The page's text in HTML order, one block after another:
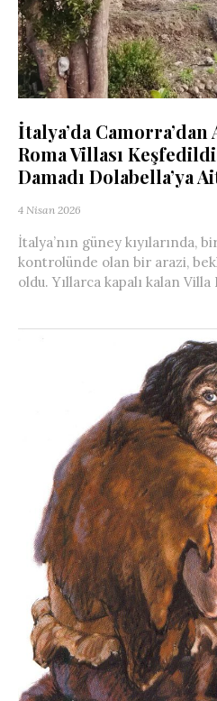
İtalya’da Camorra’dan
Roma Villası
Damadı Dolabella’ya
4 Nisan 2026
İtalya’nın güney kıyılarında,
kontrolünde olan bir arazi,
oldu. Yıllarca kapalı kalan